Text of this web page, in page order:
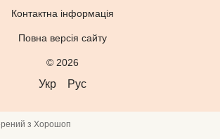
Контактна інформація
Повна версія сайту
© 2026
Укр Рус
з Хорошоп